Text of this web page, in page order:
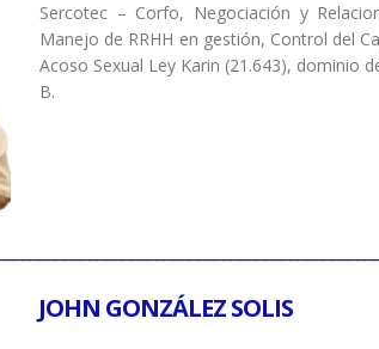
Sercotec – Corfo, Negociación y
Manejo de RRHH en gestión, Control del
Acoso Sexual Ley Karin (21.643), dominio
B.
JOHN GONZÁLEZ SOLIS